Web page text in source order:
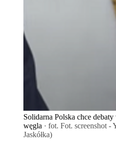
Solidarna Polska chce
węgla · fot. Fot. screenshot -
Jaskółka)